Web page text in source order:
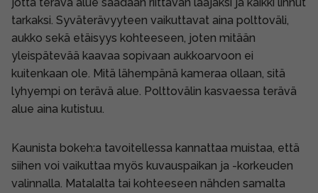
tarkaksi. Syväterävyyteen vaikuttavat aina polttoväli,
aukko sekä etäisyys kohteeseen, joten mitään
yleispätevää kaavaa sopivaan aukkoarvoon ei
kuitenkaan ole. Mitä lähempänä kameraa ollaan, sitä
lyhyempi on terävä alue. Polttovälin kasvaessa terävä
alue aina kutistuu.
Kaunista bokeh:a tavoitellessa kannattaa muistaa, että
siihen voi vaikuttaa myös kuvauspaikan ja -korkeuden
valinnalla. Matalalta tai kohteeseen nähden samalta